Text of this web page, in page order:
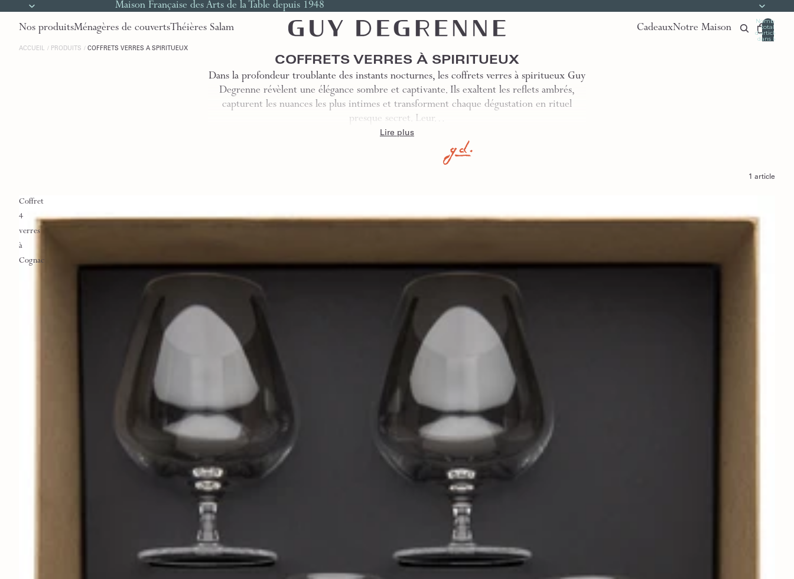
Maison Française des Arts de la Table depuis 1948
Nos produitsMénagères de couvertsThéières Salam CadeauxNotre Maison
Nombre
total
d’articles
dans le
ACCUEIL PRODUITS COFFRETS VERRES À SPIRITUEUX
COFFRETS VERRES À SPIRITUEUX
Dans la profondeur troublante des instants nocturnes, les coffrets verres à spiritueux Guy
Degrenne révèlent une élégance sombre et captivante. Ils exaltent les reflets ambrés,
capturent les nuances les plus intimes et transforment chaque dégustation en rituel
presque secret. Leur…
Lire plus
1 article
Coffret
4
verres
à
Cognac